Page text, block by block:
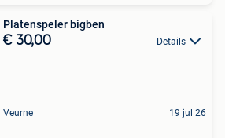
Platenspeler bigben
€ 30,00 Details
Veurne 19 jul 26